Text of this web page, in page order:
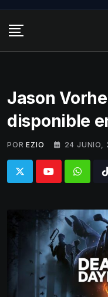
content
Jason
disponible
POR EZIO 24 JUNIO,